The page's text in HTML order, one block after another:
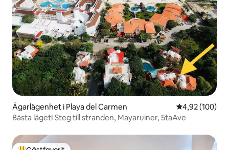
Ägarlägenhet i Playa del Carmen 4,92 av 5 i
4,92 (100)
Bästa läget! Steg till stranden, Mayaruiner, 5taAve